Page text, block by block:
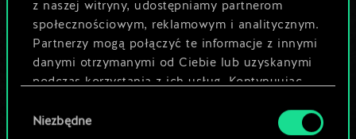
z naszej witryny, udostępniamy partnerom
społecznościowym, reklamowym i analitycznym.
Partnerzy mogą połączyć te informacje z innymi
danymi otrzymanymi od Ciebie lub uzyskanymi
podczas korzystania z ich usług. Kontynuując
używanie plików cookie.
zgody
Niezbędne
Edytuj talię
LUB